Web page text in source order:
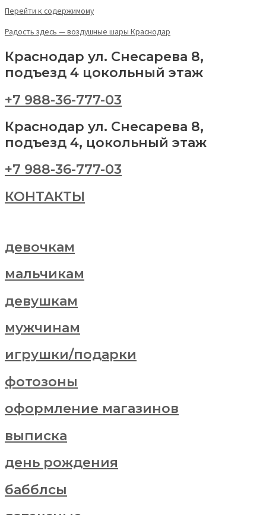
Перейти к содержимому
Радость здесь — воздушные шары Краснодар
Краснодар ул. Снесарева 8,
подъезд 4 цокольный этаж
+7 988-36-777-03
Краснодар ул. Снесарева 8,
подъезд 4, цокольный этаж
+7 988-36-777-03
КОНТАКТЫ
девочкам
мальчикам
девушкам
мужчинам
игрушки/подарки
фотозоны
оформление магазинов
выписка
день рождения
бабблсы